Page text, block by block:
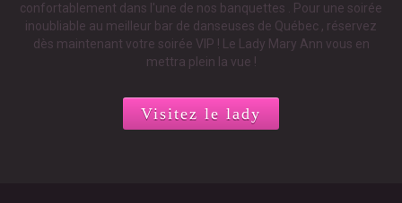
confortablement dans l'une de nos banquettes . Pour une soirée
inoubliable au meilleur bar de danseuses de Québec , réservez
dès maintenant votre soirée VIP ! Le Lady Mary Ann vous en
mettra plein la vue !
Visitez le lady